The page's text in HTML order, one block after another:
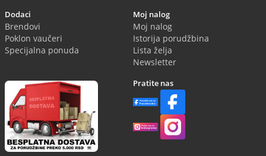
Dodaci
Brendovi
Poklon vaučeri
Specijalna ponuda
Moj nalog
Moj nalog
Istorija porudžbina
Lista želja
Newsletter
Pratite nas